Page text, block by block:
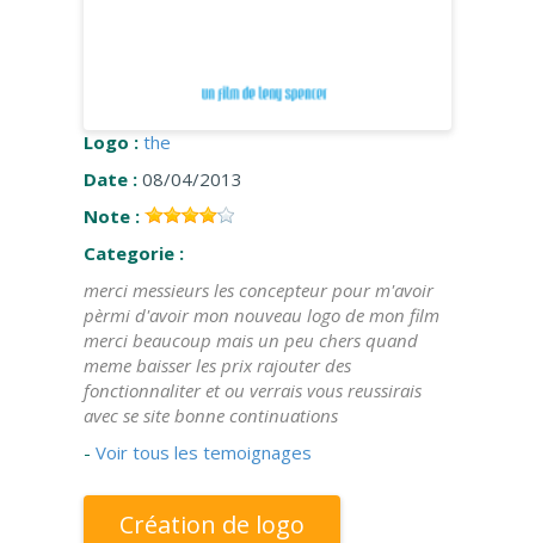
Logo : the
Date : 08/04/2013
Note :
Categorie :
merci messieurs les concepteur pour m'avoir
pèrmi d'avoir mon nouveau logo de mon film
merci beaucoup mais un peu chers quand
meme baisser les prix rajouter des
fonctionnaliter et ou verrais vous reussirais
avec se site bonne continuations
- Voir tous les temoignages
Création de logo